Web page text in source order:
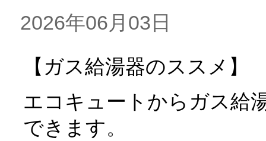
2026年06月03日
【ガス給湯器のススメ】
エコキュートからガス給
できます。